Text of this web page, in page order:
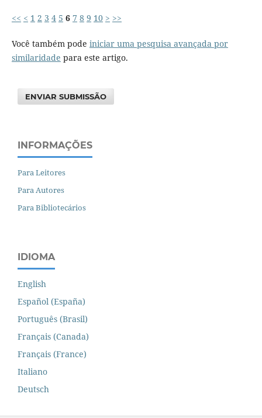
<< < 1 2 3 4 5 6 7 8 9 10 > >>
Você também pode iniciar uma pesquisa avançada por
similaridade para este artigo.
ENVIAR SUBMISSÃO
INFORMAÇÕES
Para Leitores
Para Autores
Para Bibliotecários
IDIOMA
English
Español (España)
Português (Brasil)
Français (Canada)
Français (France)
Italiano
Deutsch